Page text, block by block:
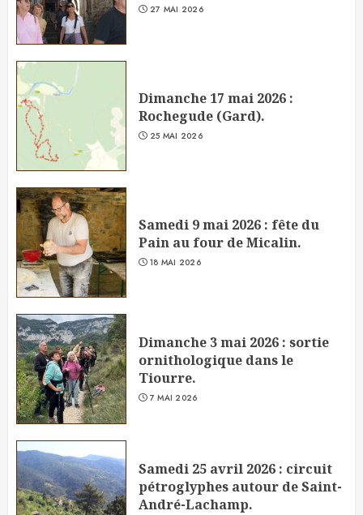
27 MAI 2026
Dimanche 17 mai 2026 :
Rochegude (Gard).
25 MAI 2026
Samedi 9 mai 2026 : fête du
Pain au four de Micalin.
18 MAI 2026
Dimanche 3 mai 2026 : sortie
ornithologique dans le
Tiourre.
7 MAI 2026
Samedi 25 avril 2026 : circuit
pétroglyphes autour de Saint-
André-Lachamp.